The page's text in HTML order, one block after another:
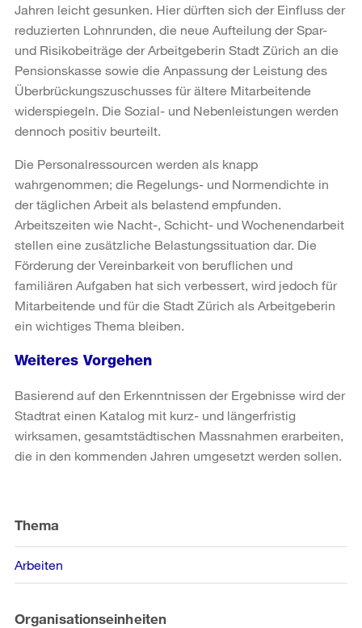
Jahren leicht gesunken. Hier dürften sich der Einfluss der
reduzierten Lohnrunden, die neue Aufteilung der Spar-
und Risikobeiträge der Arbeitgeberin Stadt Zürich an die
Pensionskasse sowie die Anpassung der Leistung des
Überbrückungszuschusses für ältere Mitarbeitende
widerspiegeln. Die Sozial- und Nebenleistungen werden
dennoch positiv beurteilt.
Die Personalressourcen werden als knapp
wahrgenommen; die Regelungs- und Normendichte in
der täglichen Arbeit als belastend empfunden.
Arbeitszeiten wie Nacht-, Schicht- und Wochenendarbeit
stellen eine zusätzliche Belastungssituation dar. Die
Förderung der Vereinbarkeit von beruflichen und
familiären Aufgaben hat sich verbessert, wird jedoch für
Mitarbeitende und für die Stadt Zürich als Arbeitgeberin
ein wichtiges Thema bleiben.
Weiteres Vorgehen
Basierend auf den Erkenntnissen der Ergebnisse wird der
Stadtrat einen Katalog mit kurz- und längerfristig
wirksamen, gesamtstädtischen Massnahmen erarbeiten,
die in den kommenden Jahren umgesetzt werden sollen.
Informationen
Thema
Arbeiten
Organisationseinheiten